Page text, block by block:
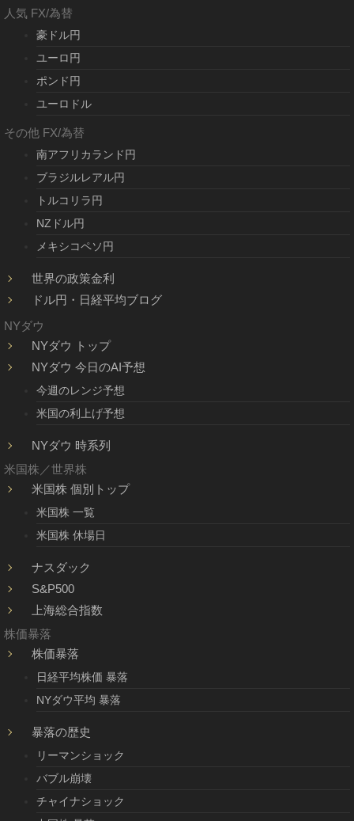
人気 FX/為替
豪ドル円
ユーロ円
ポンド円
ユーロドル
その他 FX/為替
南アフリカランド円
ブラジルレアル円
トルコリラ円
NZドル円
メキシコペソ円
世界の政策金利
ドル円・日経平均ブログ
NYダウ
NYダウ トップ
NYダウ 今日のAI予想
今週のレンジ予想
米国の利上げ予想
NYダウ 時系列
米国株／世界株
米国株 個別トップ
米国株 一覧
米国株 休場日
ナスダック
S&P500
上海総合指数
株価暴落
株価暴落
日経平均株価 暴落
NYダウ平均 暴落
暴落の歴史
リーマンショック
バブル崩壊
チャイナショック